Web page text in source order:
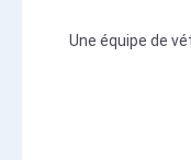
Une équipe de